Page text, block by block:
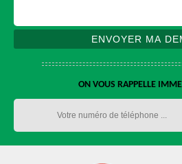
ON VOUS RAPPELLE